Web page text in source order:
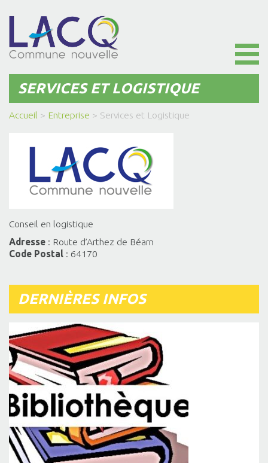
SERVICES ET LOGISTIQUE
Accueil > Entreprise > Services et Logistique
Conseil en logistique
Adresse : Route d’Arthez de Béarn
Code Postal : 64170
DERNIÈRES INFOS